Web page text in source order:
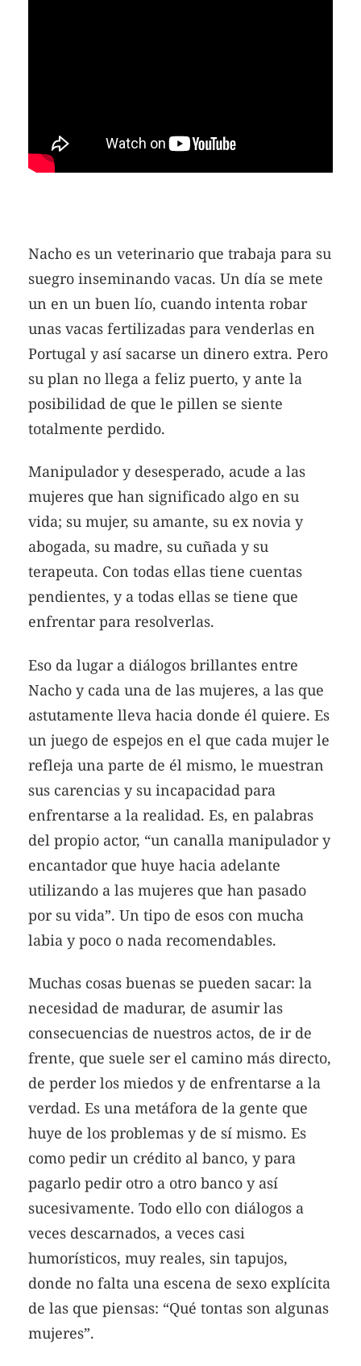
Nacho es un veterinario que trabaja para su
suegro inseminando vacas. Un día se mete
un en un buen lío, cuando intenta robar
unas vacas fertilizadas para venderlas en
Portugal y así sacarse un dinero extra. Pero
su plan no llega a feliz puerto, y ante la
posibilidad de que le pillen se siente
totalmente perdido.
Manipulador y desesperado, acude a las
mujeres que han significado algo en su
vida; su mujer, su amante, su ex novia y
abogada, su madre, su cuñada y su
terapeuta. Con todas ellas tiene cuentas
pendientes, y a todas ellas se tiene que
enfrentar para resolverlas.
Eso da lugar a diálogos brillantes entre
Nacho y cada una de las mujeres, a las que
astutamente lleva hacia donde él quiere. Es
un juego de espejos en el que cada mujer le
refleja una parte de él mismo, le muestran
sus carencias y su incapacidad para
enfrentarse a la realidad. Es, en palabras
del propio actor, “un canalla manipulador y
encantador que huye hacia adelante
utilizando a las mujeres que han pasado
por su vida”. Un tipo de esos con mucha
labia y poco o nada recomendables.
Muchas cosas buenas se pueden sacar: la
necesidad de madurar, de asumir las
consecuencias de nuestros actos, de ir de
frente, que suele ser el camino más directo,
de perder los miedos y de enfrentarse a la
verdad. Es una metáfora de la gente que
huye de los problemas y de sí mismo. Es
como pedir un crédito al banco, y para
pagarlo pedir otro a otro banco y así
sucesivamente. Todo ello con diálogos a
veces descarnados, a veces casi
humorísticos, muy reales, sin tapujos,
donde no falta una escena de sexo explícita
de las que piensas: “Qué tontas son algunas
mujeres”.